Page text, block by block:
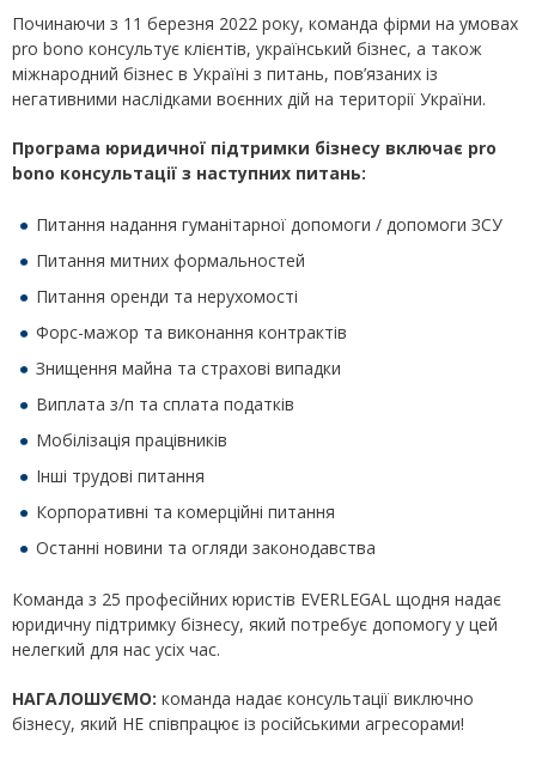
Починаючи з 11 березня 2022 року, команда фірми на умовах
pro bono консультує клієнтів, український бізнес, а також
міжнародний бізнес в Україні з питань, пов’язаних із
негативними наслідками воєнних дій на території України.
Програма юридичної підтримки бізнесу включає pro
bono консультації з наступних питань:
Питання надання гуманітарної допомоги / допомоги ЗСУ
Питання митних формальностей
Питання оренди та нерухомості
Форс-мажор та виконання контрактів
Знищення майна та страхові випадки
Виплата з/п та сплата податків
Мобілізація працівників
Інші трудові питання
Корпоративні та комерційні питання
Останні новини та огляди законодавства
Команда з 25 професійних юристів EVERLEGAL щодня надає
юридичну підтримку бізнесу, який потребує допомогу у цей
нелегкий для нас усіх час.
НАГАЛОШУЄМО: команда надає консультації виключно
бізнесу, який НЕ співпрацює із російськими агресорами!